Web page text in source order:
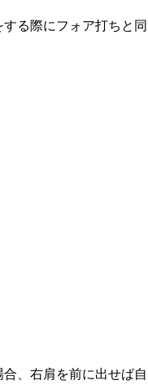
る際にフォア打ちと同
、右肩を前に出せば自